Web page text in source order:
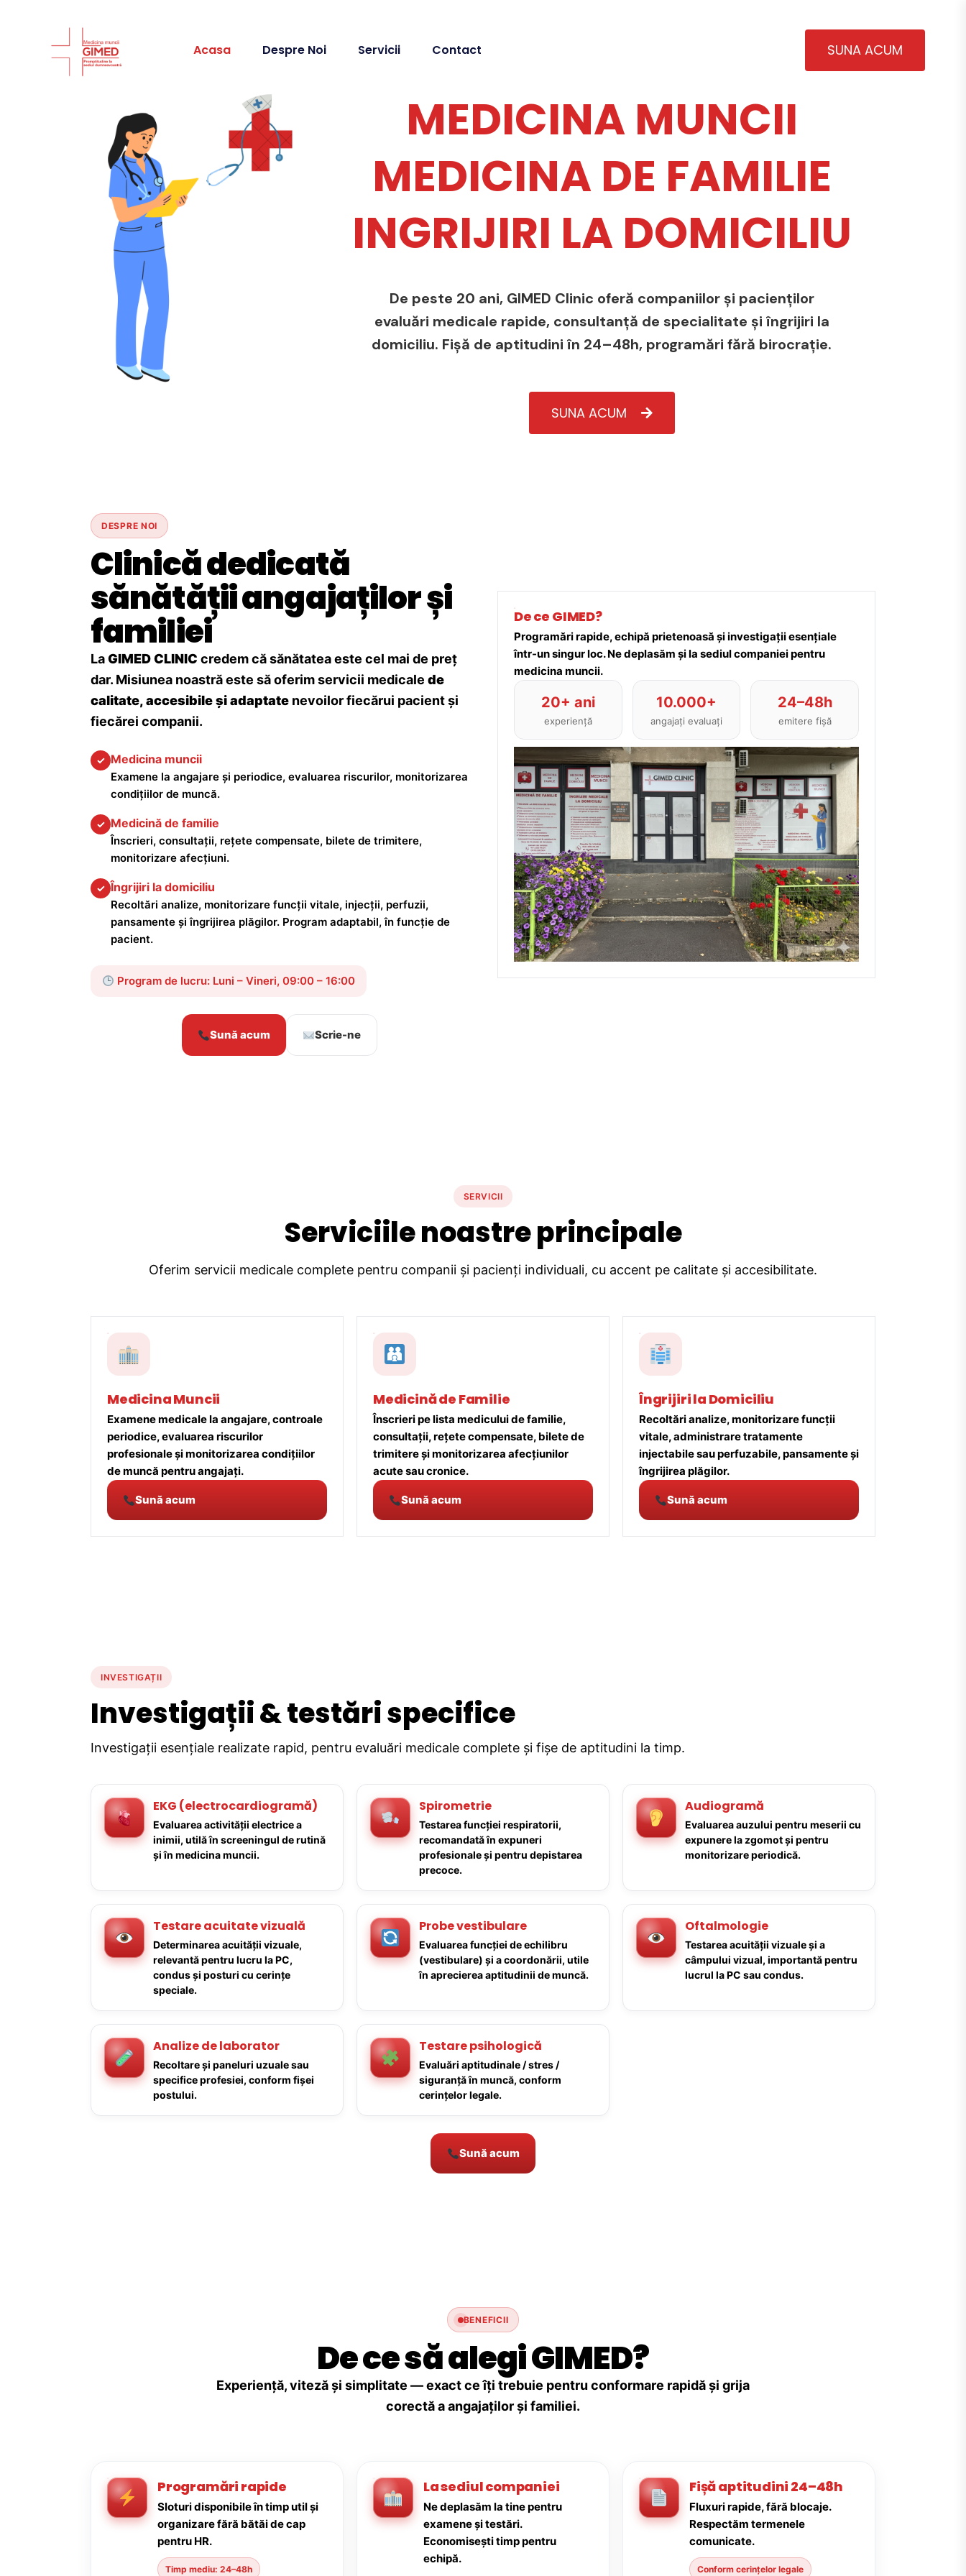
Acasa Despre Noi Servicii Contact SUNA ACUM
MEDICINA MUNCII
MEDICINA DE FAMILIE
INGRIJIRI LA DOMICILIU
De peste 20 ani, GIMED Clinic oferă companiilor și pacienților
evaluări medicale rapide, consultanță de specialitate și îngrijiri la
domiciliu. Fișă de aptitudini în 24–48h, programări fără birocrație.
SUNA ACUM
DESPRE NOI
Clinică dedicată
sănătății angajaților și
familiei
LaGIMED CLINIC credem că sănătatea este cel mai de preț
dar. Misiunea noastră este să oferim servicii medicale de
calitate, accesibile și adaptate nevoilor fiecărui pacient și
fiecărei companii.
✓ Medicina muncii
Examene la angajare și periodice, evaluarea riscurilor, monitorizarea
condițiilor de muncă.
✓ Medicină de familie
Înscrieri, consultații, rețete compensate, bilete de trimitere,
monitorizare afecțiuni.
✓ Îngrijiri la domiciliu
Recoltări analize, monitorizare funcții vitale, injecții, perfuzii,
pansamente și îngrijirea plăgilor. Program adaptabil, în funcție de
pacient.
Program de lucru: Luni – Vineri, 09:00 – 16:00
Sună acum Scrie-ne
De ce GIMED?
Programări rapide, echipă prietenoasă și investigații esențiale
într-un singur loc. Ne deplasăm și la sediul companiei pentru
medicina muncii.
20+ ani
experiență
10.000+
angajați evaluați
24–48h
emitere fișă
SERVICII
Serviciile noastre principale
Oferim servicii medicale complete pentru companii și pacienți individuali, cu accent pe calitate și accesibilitate.
Medicina Muncii
Examene medicale la angajare, controale
periodice, evaluarea riscurilor
profesionale și monitorizarea condițiilor
de muncă pentru angajați.
Sună acum
Medicină de Familie
Înscrieri pe lista medicului de familie,
consultații, rețete compensate, bilete de
trimitere și monitorizarea afecțiunilor
acute sau cronice.
Sună acum
Îngrijiri la Domiciliu
Recoltări analize, monitorizare funcții
vitale, administrare tratamente
injectabile sau perfuzabile, pansamente și
îngrijirea plăgilor.
Sună acum
INVESTIGAȚII
Investigații & testări specifice
Investigații esențiale realizate rapid, pentru evaluări medicale complete și fișe de aptitudini la timp.
EKG (electrocardiogramă)
Evaluarea activității electrice a
inimii, utilă în screeningul de rutină
și în medicina muncii.
Spirometrie
Testarea funcției respiratorii,
recomandată în expuneri
profesionale și pentru depistarea
precoce.
Audiogramă
Evaluarea auzului pentru meserii cu
expunere la zgomot și pentru
monitorizare periodică.
Testare acuitate vizuală
Determinarea acuității vizuale,
relevantă pentru lucru la PC,
condus și posturi cu cerințe
speciale.
Probe vestibulare
Evaluarea funcției de echilibru
(vestibulare) și a coordonării, utile
în aprecierea aptitudinii de muncă.
Oftalmologie
Testarea acuității vizuale și a
câmpului vizual, importantă pentru
lucrul la PC sau condus.
Analize de laborator
Recoltare și paneluri uzuale sau
specifice profesiei, conform fișei
postului.
Testare psihologică
Evaluări aptitudinale / stres /
siguranță în muncă, conform
cerințelor legale.
Sună acum
BENEFICII
De ce să alegi GIMED?
Experiență, viteză și simplitate — exact ce îți trebuie pentru conformare rapidă și grija
corectă a angajaților și familiei.
Programări rapide
Sloturi disponibile în timp util și
organizare fără bătăi de cap
pentru HR.
Timp mediu: 24–48h
La sediul companiei
Ne deplasăm la tine pentru
examene și testări.
Economisești timp pentru
echipă.
Fișă aptitudini 24–48h
Fluxuri rapide, fără blocaje.
Respectăm termenele
comunicate.
Conform cerințelor legale